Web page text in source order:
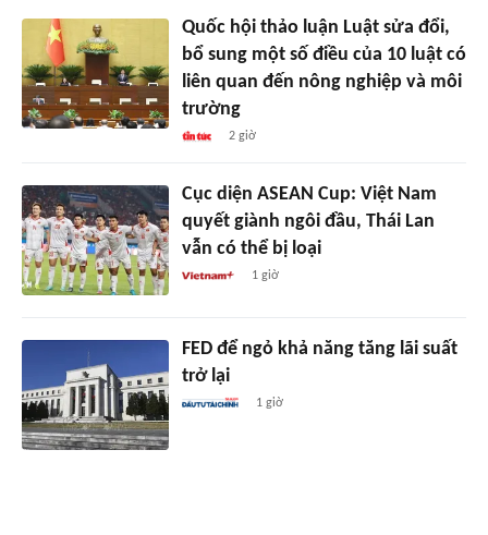
Quốc hội thảo luận Luật sửa đổi,
bổ sung một số điều của 10 luật có
liên quan đến nông nghiệp và môi
trường
2 giờ
Cục diện ASEAN Cup: Việt Nam
quyết giành ngôi đầu, Thái Lan
vẫn có thể bị loại
1 giờ
FED để ngỏ khả năng tăng lãi suất
trở lại
1 giờ